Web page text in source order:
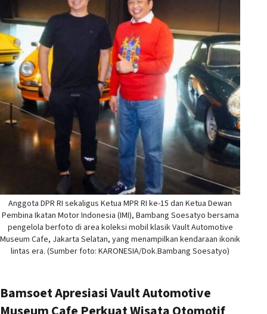
Anggota DPR RI sekaligus Ketua MPR RI ke-15 dan Ketua Dewan
Pembina Ikatan Motor Indonesia (IMI), Bambang Soesatyo bersama
pengelola berfoto di area koleksi mobil klasik Vault Automotive
Museum Cafe, Jakarta Selatan, yang menampilkan kendaraan ikonik
lintas era. (Sumber foto: KARONESIA/Dok.Bambang Soesatyo)
Bamsoet Apresiasi Vault Automotive